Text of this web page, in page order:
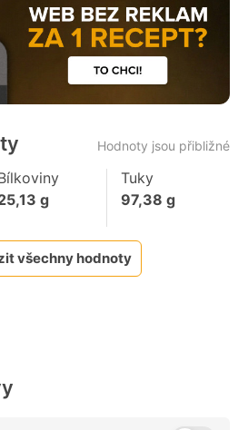
Hodnoty jsou přibližné
g
Tuky
97,38 g
všechny hodnoty